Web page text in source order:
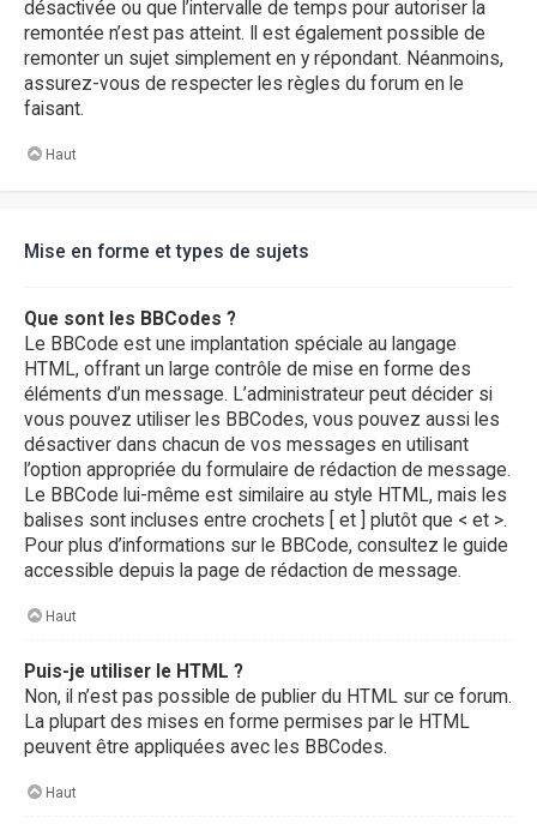
désactivée ou que l’intervalle de temps pour autoriser la
remontée n’est pas atteint. Il est également possible de
remonter un sujet simplement en y répondant. Néanmoins,
assurez-vous de respecter les règles du forum en le
faisant.
Haut
Mise en forme et types de sujets
Que sont les BBCodes ?
Le BBCode est une implantation spéciale au langage
HTML, offrant un large contrôle de mise en forme des
éléments d’un message. L’administrateur peut décider si
vous pouvez utiliser les BBCodes, vous pouvez aussi les
désactiver dans chacun de vos messages en utilisant
l’option appropriée du formulaire de rédaction de message.
Le BBCode lui-même est similaire au style HTML, mais les
balises sont incluses entre crochets [ et ] plutôt que < et >.
Pour plus d’informations sur le BBCode, consultez le guide
accessible depuis la page de rédaction de message.
Haut
Puis-je utiliser le HTML ?
Non, il n’est pas possible de publier du HTML sur ce forum.
La plupart des mises en forme permises par le HTML
peuvent être appliquées avec les BBCodes.
Haut